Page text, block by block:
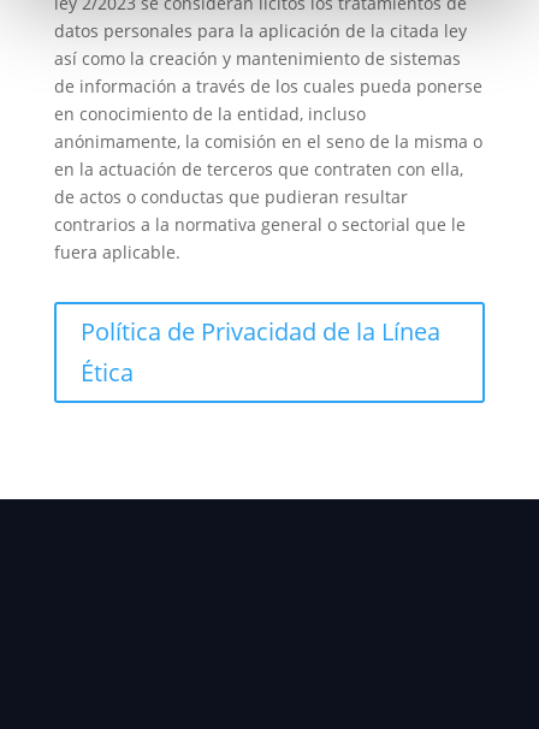
datos personales para la aplicación de la citada ley
así como la creación y mantenimiento de sistemas
de información a través de los cuales pueda ponerse
en conocimiento de la entidad, incluso
anónimamente, la comisión en el seno de la misma o
en la actuación de terceros que contraten con ella,
de actos o conductas que pudieran resultar
contrarios a la normativa general o sectorial que le
fuera aplicable.
Política de Privacidad de la Línea
Ética